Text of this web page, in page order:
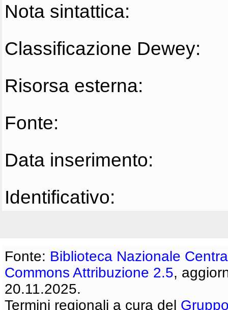
Nota sintattica:
Classificazione Dewey:
Risorsa esterna:
Fonte:
Data inserimento:
Identificativo:
Fonte: Biblioteca Nazionale
Commons Attribuzione 2.5,
20.11.2025.
Termini regionali a cura del